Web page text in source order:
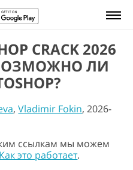
СRACK 2026
ЛИ
,Vladimir Fokin, 2026-
ссылкам мы можем
Как это работает.